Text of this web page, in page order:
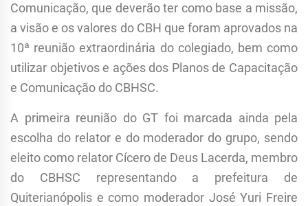
Comunicação, que deverão ter como base a missão,
a visão e os valores do CBH que foram aprovados na
10ª reunião extraordinária do colegiado, bem como
utilizar objetivos e ações dos Planos de Capacitação
e Comunicação do CBHSC.
A primeira reunião do GT foi marcada ainda pela
escolha do relator e do moderador do grupo, sendo
eleito como relator Cícero de Deus Lacerda, membro
do CBHSC representando a prefeitura de
Quiterianópolis e como moderador José Yuri Freire